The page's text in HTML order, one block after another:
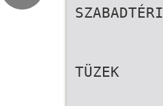
SZABADTÉRI
TÜZEK